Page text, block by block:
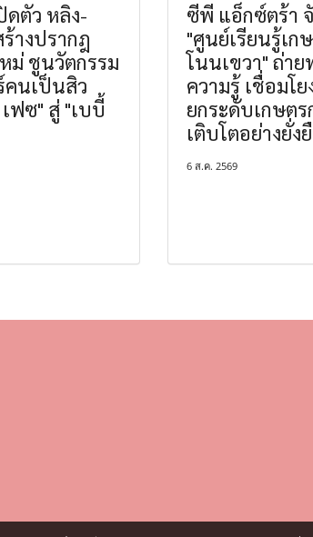
ดตัว หลิง-
างปรากฎ
ม่ ชูนวัตกรรม
นเป็นสิว
ฟซ" สู่ "เบบี้
ซีพี แอ็กซ์ตร้า
"ศูนย์เรียนรู้เก
โนนเขวา" ถ่า
ความรู้ เชื่อมโ
ยกระดับเกษตร
เติบโตอย่างยั่ง
6 ส.ค. 2569